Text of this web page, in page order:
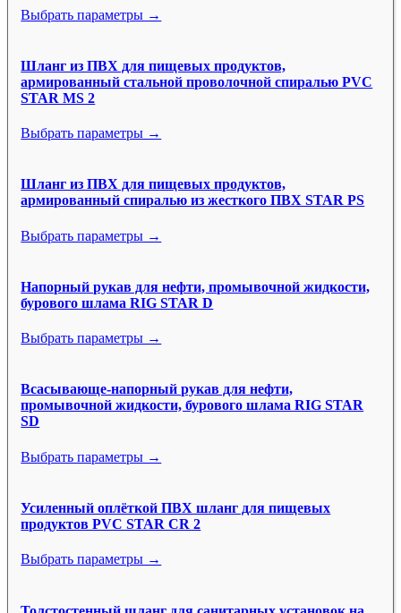
Выбрать параметры →
Шланг из ПВХ для пищевых продуктов,
армированный стальной проволочной спиралью PVC
STAR MS 2
Выбрать параметры →
Шланг из ПВХ для пищевых продуктов,
армированный спиралью из жесткого ПВХ STAR PS
Выбрать параметры →
Напорный рукав для нефти, промывочной жидкости,
бурового шлама RIG STAR D
Выбрать параметры →
Всасывающе-напорный рукав для нефти,
промывочной жидкости, бурового шлама RIG STAR
SD
Выбрать параметры →
Усиленный оплёткой ПВХ шланг для пищевых
продуктов PVC STAR CR 2
Выбрать параметры →